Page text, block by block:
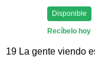
Disponible
Recíbelo hoy
19 La gente viendo